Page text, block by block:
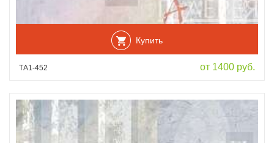
Купить
ТА1-452 от 1400 руб.